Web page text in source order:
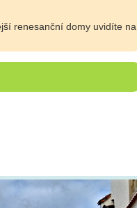
renesanční domy uvidíte na